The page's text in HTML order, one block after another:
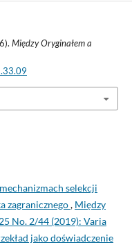
Między Oryginałem a
selekcji
zagranicznego, Między
No. 2/44 (2019): Varia
jako doświadczenie